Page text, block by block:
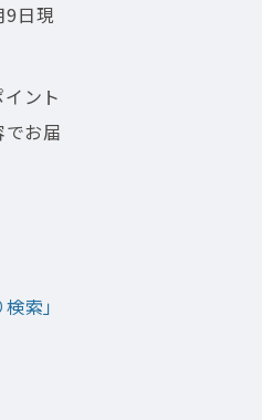
9日現
ント
お届
索」